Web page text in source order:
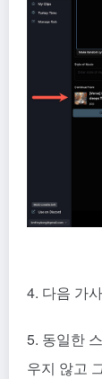
4. 다음 가
5. 동일한
우지 않고